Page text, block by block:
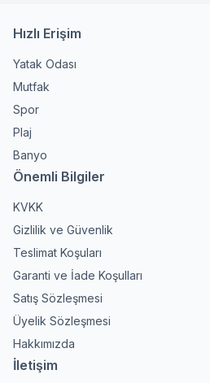
Hızlı Erişim
Yatak Odası
Mutfak
Spor
Plaj
Banyo
Önemli Bilgiler
KVKK
Gizlilik ve Güvenlik
Teslimat Koşuları
Garanti ve İade Koşulları
Satış Sözleşmesi
Üyelik Sözleşmesi
Hakkımızda
İletişim